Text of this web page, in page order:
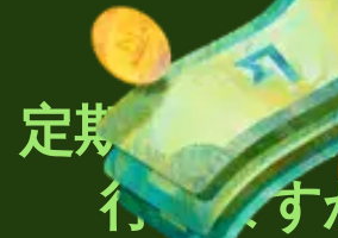
定期的に海
行います